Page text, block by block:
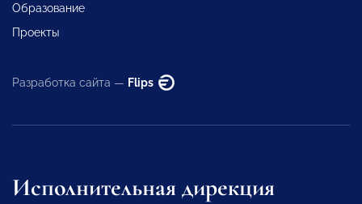
Образование
Проекты
Разработка сайта — Flips
Исполнительная дирекция